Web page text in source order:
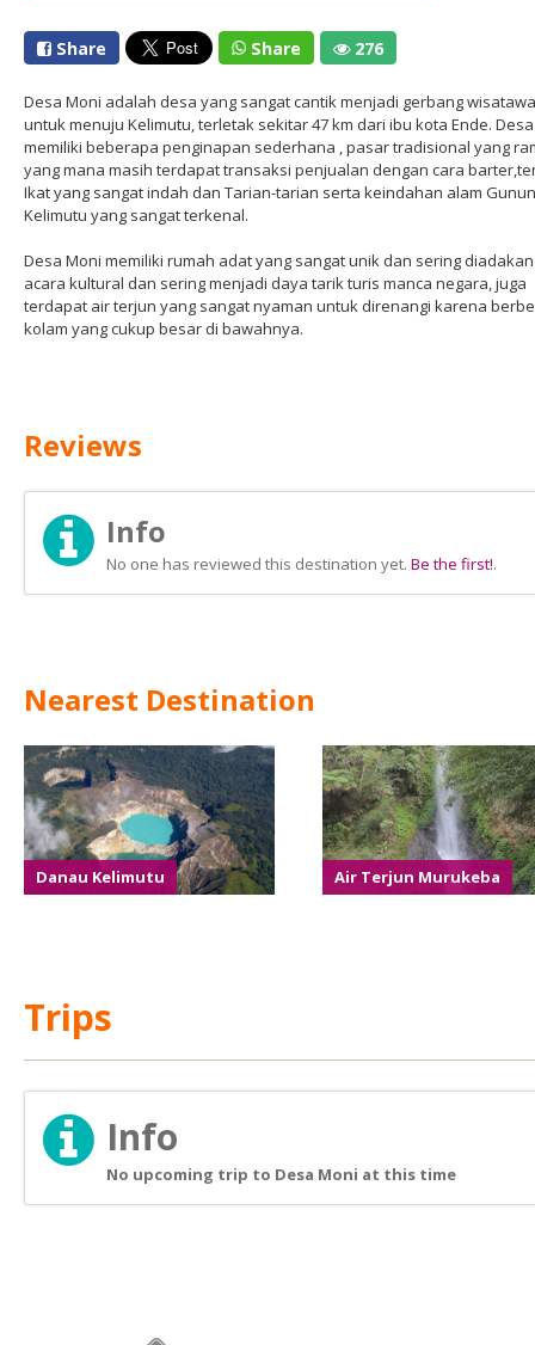
Share Share 276
Desa Moni adalah desa yang sangat cantik menjadi gerbang
untuk menuju Kelimutu, terletak sekitar 47 km dari ibu kota Ende.
memiliki beberapa penginapan sederhana , pasar tradisional yang
yang mana masih terdapat transaksi penjualan dengan cara
Ikat yang sangat indah dan Tarian-tarian serta keindahan alam
Kelimutu yang sangat terkenal.
Desa Moni memiliki rumah adat yang sangat unik dan sering diadakan
acara kultural dan sering menjadi daya tarik turis manca negara, juga
terdapat air terjun yang sangat nyaman untuk direnangi karena
kolam yang cukup besar di bawahnya.
Reviews
Info
No one has reviewed this destination yet. Be the first!.
Nearest Destination
Danau Kelimutu Air Terjun Murukeba
Trips
Info
No upcoming trip to Desa Moni at this time